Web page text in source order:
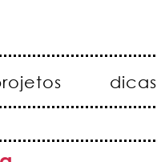
dicas